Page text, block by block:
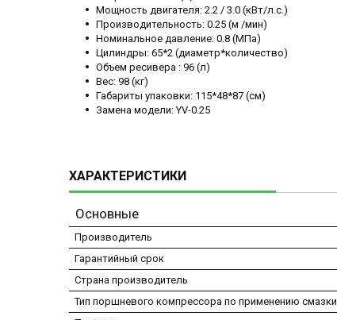
Мощность двигателя: 2.2 / 3.0 (кВт/л.с.)
Производительность: 0.25 (м /мин)
Номинальное давление: 0.8 (МПа)
Цилиндры: 65*2 (диаметр*количество)
Объем ресивера : 96 (л)
Вес: 98 (кг)
Габариты упаковки: 115*48*87 (см)
Замена модели: YV-0.25
ХАРАКТЕРИСТИКИ
Основные
Производитель
Гарантийный срок
Страна производитель
Тип поршневого компрессора по применению смазки